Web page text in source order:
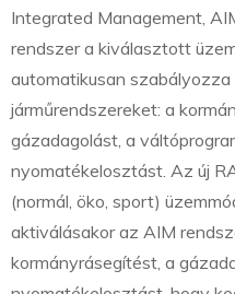
Integrated Management,
rendszer a kiválasztott
automatikusan szabályozza
járműrendszereket: a
gázadagolást, a
nyomatékelosztást. Az új
(normál, öko, sport)
aktiválásakor az AIM
kormányrásegítést, a